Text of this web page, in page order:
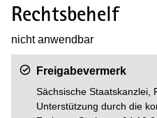
Rechtsbehelf
nicht anwendbar
Freigabevermerk
Sächsische Staatskanzlei,
Unterstützung durch die